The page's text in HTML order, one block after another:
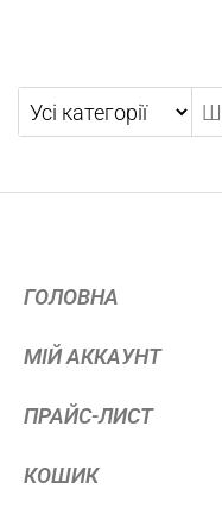
ГОЛОВНА
МІЙ АККАУНТ
ПРАЙС-ЛИСТ
КОШИК